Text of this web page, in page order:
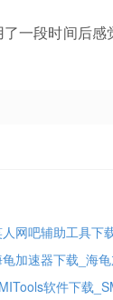
一段时间后
网吧辅助工具下
加速器下载_海
软件下载